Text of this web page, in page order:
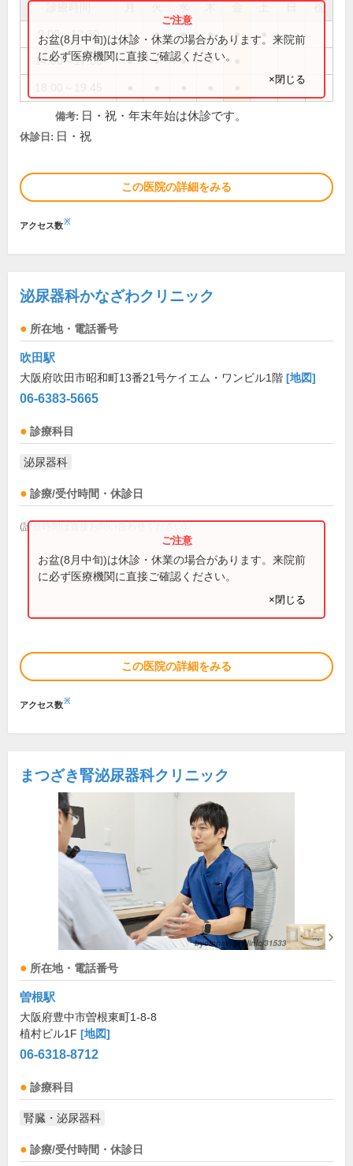
祝
9:00～12:30 ● ● ● ● ●
14:00～17:00 ● ● ● ●
お盆(8月中旬)は休診・休業の場合があります。来院前
に必ず医療機関に直接ご確認ください。
×閉じる
備考: 日・祝・年末年始は休診です。
休診日: 日・祝
この医院の詳細をみる
アクセス数※
泌尿器科かなざわクリニック
所在地・電話番号
吹田駅
大阪府吹田市昭和町13番21号ケイエム・ワンビル1階 [地図]
06-6383-5665
診療科目
泌尿器科
診療/受付時間・休診日
(診療時間は直接お問い合わせください)
お盆(8月中旬)は休診・休業の場合があります。来院前
に必ず医療機関に直接ご確認ください。
×閉じる
この医院の詳細をみる
アクセス数※
まつざき腎泌尿器科クリニック
所在地・電話番号
曽根駅
大阪府豊中市曽根東町1-8-8
植村ビル1F [地図]
06-6318-8712
診療科目
腎臓・泌尿器科
診療/受付時間・休診日